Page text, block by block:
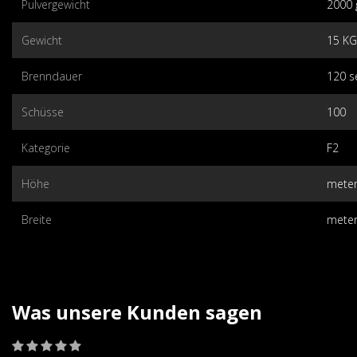
Pulvergewicht 2000
Gewicht 15 KG
Brenndauer 120
Schüsse 100
Kategorie F2
Höhe meter
Breite meter
Was unsere Kunden sagen